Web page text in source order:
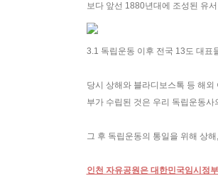
보다 앞선 1880년대에 조성된 유
3.1 독립운동 이후 전국 13도 대표
당시 상해와 블라디보스톡 등 해
부가 수립된 것은 우리 독립운동사
그 후 독립운동의 통일을 위해 상
인천 자유공원은 대한민국임시정